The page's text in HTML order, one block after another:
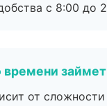
с 8:00 до
времени
от сложности